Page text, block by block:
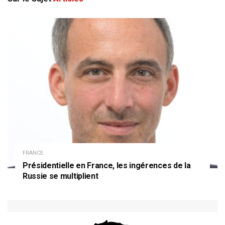
FRANCE
Présidentielle en France, les ingérences de la
Russie se multiplient